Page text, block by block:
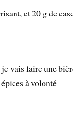
et 20 g de
vais faire une
à volonté